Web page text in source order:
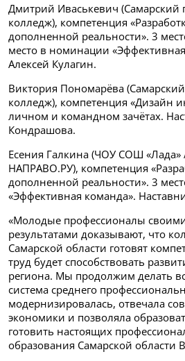
Дмитрий Иваськевич (Самарский
колледж), компетенция
дополненной реальности». 3
место в номинации
Алексей Кулагин.
Виктория Пономарёва
колледж), компетенция «Дизайн
личном и командном зачётах.
Кондрашова.
Есения Галкина (ЧОУ СОШ «Лада»
НАПРАВО.РУ), компетенция
дополненной реальности». 3
«Эффективная команда».
«Молодые профессионалы
результатами доказывают, что
Самарской области готовят
труд будет способствовать
региона. Мы продолжим делать
система среднего
модернизировалась, отвечала
экономики и позволяла
готовить настоящих
образования Самарской области